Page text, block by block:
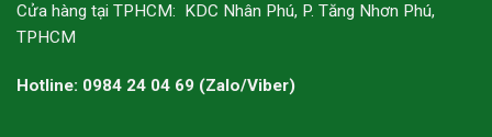
Cửa hàng tại TPHCM: KDC Nhân Phú, P. Tăng Nhơn Phú,
TPHCM
Hotline: 0984 24 04 69 (Zalo/Viber)